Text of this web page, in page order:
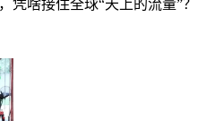
凭啥接住全球“天上的流量”？